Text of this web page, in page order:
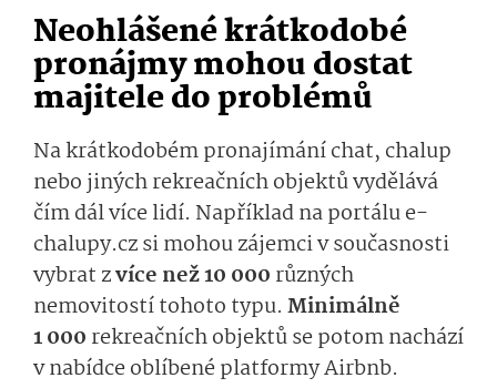
Neohlášené krátkodobé
pronájmy mohou dostat
majitele do problémů
Na krátkodobém pronajímání chat, chalup
nebo jiných rekreačních objektů vydělává
čím dál více lidí. Například na portálu e-
chalupy.cz si mohou zájemci v současnosti
vybrat zvíce než 10 000 různých
nemovitostí tohoto typu. Minimálně
1 000 rekreačních objektů se potom nachází
v nabídce oblíbené platformy Airbnb.